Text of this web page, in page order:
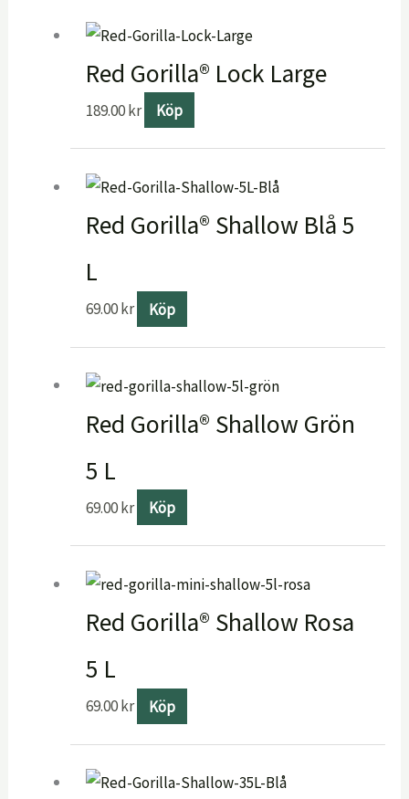
Red Gorilla® Lock Large
189.00kr Köp
Red Gorilla® Shallow Blå 5
L
69.00kr Köp
Red Gorilla® Shallow Grön
5 L
69.00kr Köp
Red Gorilla® Shallow Rosa
5 L
69.00kr Köp